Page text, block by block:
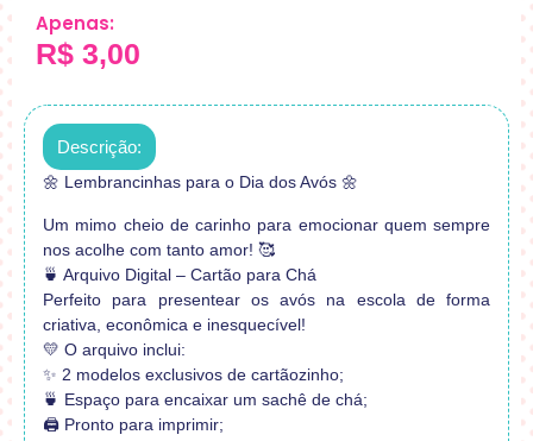
Apenas:
R$ 3,00
Descrição:
🌼 Lembrancinhas para o Dia dos Avós 🌼
Um mimo cheio de carinho para emocionar quem sempre
nos acolhe com tanto amor! 🥰
🍵 Arquivo Digital – Cartão para Chá
Perfeito para presentear os avós na escola de forma
criativa, econômica e inesquecível!
💛 O arquivo inclui:
✨ 2 modelos exclusivos de cartãozinho;
🍵 Espaço para encaixar um sachê de chá;
🖨️ Pronto para imprimir;